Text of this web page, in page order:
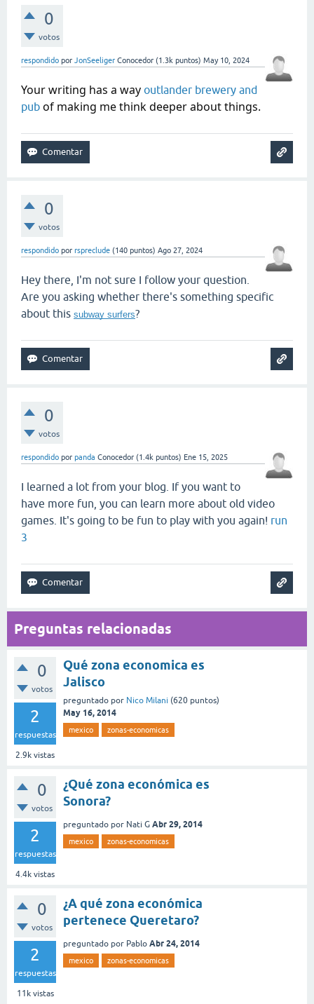
0
votos
respondido por JonSeeliger Conocedor (1.3k puntos) May 10, 2024
Your writing has a way outlander brewery and
pub of making me think deeper about things.
0
votos
respondido por rspreclude (140 puntos) Ago 27, 2024
Hey there, I'm not sure I follow your question.
Are you asking whether there's something specific
about this subway surfers?
0
votos
respondido por panda Conocedor (1.4k puntos) Ene 15, 2025
I learned a lot from your blog. If you want to
have more fun, you can learn more about old video
games. It's going to be fun to play with you again! run
3
Preguntas relacionadas
0
votos
2
respuestas
2.9k vistas
Qué zona economica es
Jalisco
preguntado por Nico Milani (620 puntos)
May 16, 2014
mexico zonas-economicas
0
votos
2
respuestas
4.4k vistas
¿Qué zona económica es
Sonora?
preguntado por Nati G Abr 29, 2014
mexico zonas-economicas
0
votos
2
respuestas
11kvistas
¿A qué zona económica
pertenece Queretaro?
preguntado por Pablo Abr 24, 2014
mexico zonas-economicas